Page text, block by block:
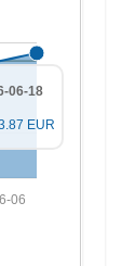
06
06-18
EUR